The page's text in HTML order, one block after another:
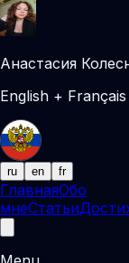
Анастасия
English + Français
ru en fr
ГлавнаяОбо
мнеСтатьи